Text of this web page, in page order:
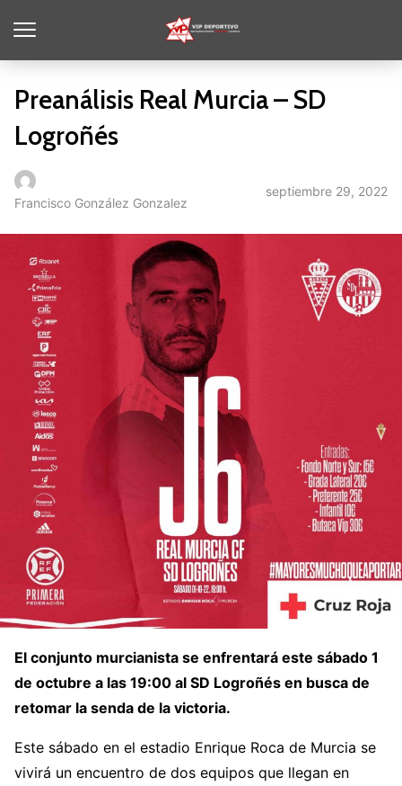
Preanálisis Real Murcia – SD
Logroñés
Francisco González Gonzalez
septiembre 29, 2022
El conjunto murcianista se enfrentará este sábado 1
de octubre a las 19:00 al SD Logroñés en busca de
retomar la senda de la victoria.
Este sábado en el estadio Enrique Roca de Murcia se
vivirá un encuentro de dos equipos que llegan en